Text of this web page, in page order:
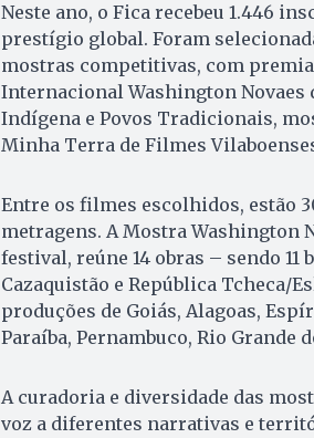
Neste ano, o Fica recebeu 1.446
prestígio global. Foram
mostras competitivas, com
Internacional Washington Novaes
Indígena e Povos Tradicionais,
Minha Terra de Filmes
Entre os filmes escolhidos, estão
metragens. A Mostra
festival, reúne 14 obras – sendo
Cazaquistão e República Tcheca/
produções de Goiás, Alagoas,
Paraíba, Pernambuco, Rio Grande
A curadoria e diversidade das
voz a diferentes narrativas e